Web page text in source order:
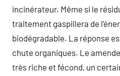
incinérateur. Même si le
traitement gaspillera de
biodégradable. La réponse
chute organiques. Le
très riche et fécond, un